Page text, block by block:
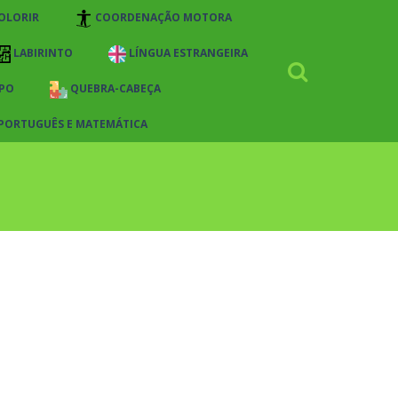
COORDENAÇÃO MOTORA
LABIRINTO LÍNGUA ESTRANGEIRA
QUEBRA-CABEÇA
E MATEMÁTICA